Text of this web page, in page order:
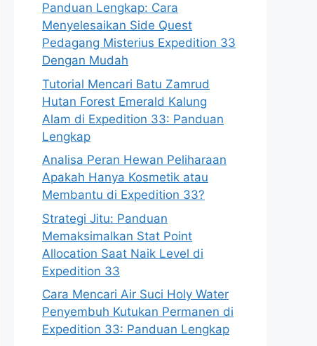
Panduan Lengkap: Cara
Menyelesaikan Side Quest
Pedagang Misterius Expedition 33
Dengan Mudah
Tutorial Mencari Batu Zamrud
Hutan Forest Emerald Kalung
Alam di Expedition 33: Panduan
Lengkap
Analisa Peran Hewan Peliharaan
Apakah Hanya Kosmetik atau
Membantu di Expedition 33?
Strategi Jitu: Panduan
Memaksimalkan Stat Point
Allocation Saat Naik Level di
Expedition 33
Cara Mencari Air Suci Holy Water
Penyembuh Kutukan Permanen di
Expedition 33: Panduan Lengkap